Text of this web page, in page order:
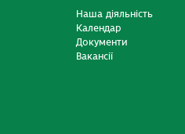
Наша діяльність
Календар
Документи
Вакансії